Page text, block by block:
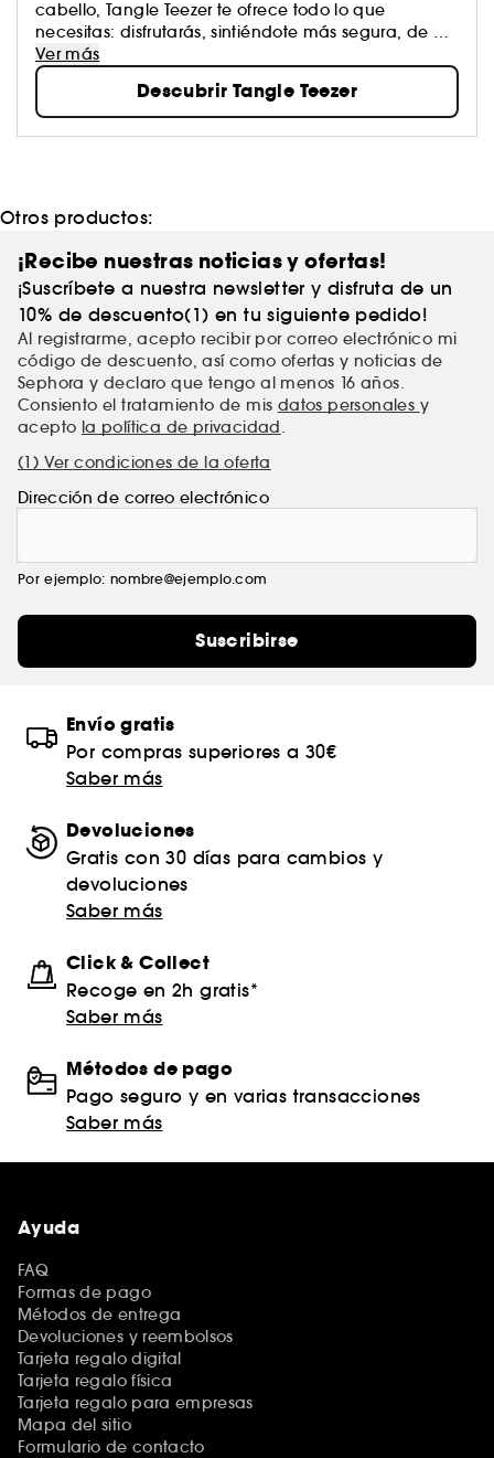
cabello, Tangle Teezer te ofrece todo lo que
necesitas: disfrutarás, sintiéndote más segura, de un
cabello con un aspecto más saludable y con
menos roturas.
Ver más
Descubrir Tangle Teezer
Otros productos:
¡Recibe nuestras noticias y ofertas!
¡Suscríbete a nuestra newsletter y disfruta de un
10% de descuento(1) en tu siguiente pedido!
Al registrarme, acepto recibir por correo electrónico mi
código de descuento, así como ofertas y noticias de
Sephora y declaro que tengo al menos 16 años.
Consiento el tratamiento de mis datos personales y
acepto la política de privacidad.
(1) Ver condiciones de la oferta
Dirección de correo electrónico
Por ejemplo: nombre@ejemplo.com
Suscribirse
Envío gratis
Por compras superiores a 30€
Saber más
Devoluciones
Gratis con 30 días para cambios y
devoluciones
Saber más
Click & Collect
Recoge en 2h gratis*
Saber más
Métodos de pago
Pago seguro y en varias transacciones
Saber más
Ayuda
FAQ
Formas de pago
Métodos de entrega
Devoluciones y reembolsos
Tarjeta regalo digital
Tarjeta regalo física
Tarjeta regalo para empresas
Mapa del sitio
Formulario de contacto